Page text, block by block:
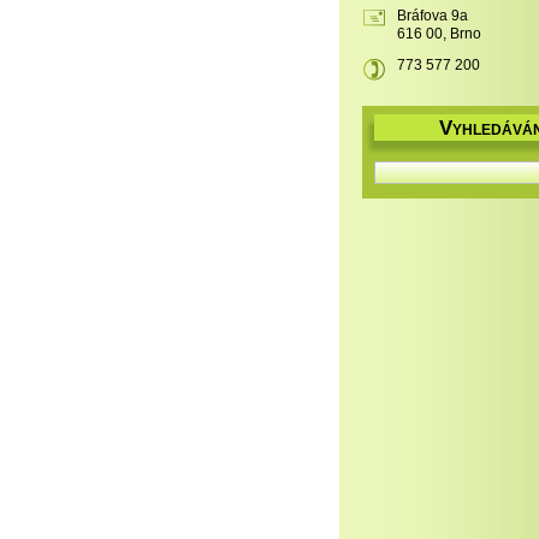
Bráfova 9a
616 00, Brno
773 577 200
V